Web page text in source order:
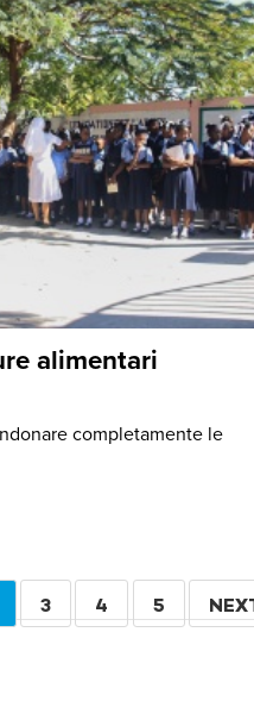
alimentari
completamente le
PAGINA
3 PAGINA
4 PAGINA
5